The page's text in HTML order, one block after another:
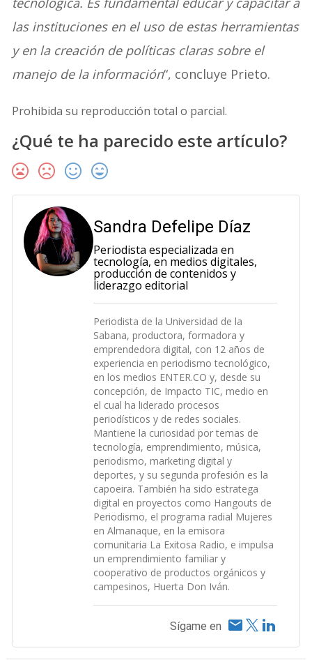
las instituciones en el uso de estas herramientas
y en la creación de políticas claras sobre el
manejo de la información“, concluye Prieto.
Prohibida su reproducción total o parcial.
¿Qué te ha parecido este artículo?
Sandra Defelipe Díaz
Periodista especializada en
tecnología, en medios digitales,
producción de contenidos y
liderazgo editorial
Periodista de la Universidad de la
Sabana, productora, formadora y
emprendedora digital, con 12 años de
experiencia en periodismo tecnológico,
en los medios ENTER.CO y, desde su
concepción, de Impacto TIC, medio en
el cual ha liderado procesos
periodísticos y de redes sociales.
Mantiene la curiosidad por temas de
tecnología, emprendimiento, música,
periodismo, marketing digital y
deportes, y su segunda profesión es la
capoeira. También ha sido estratega
digital en proyectos como Hangouts de
Periodismo, el programa radial Mujeres
en Almanaque, en la emisora
comunitaria La Exitosa Radio, e impulsa
un emprendimiento familiar y
cooperativo de productos orgánicos y
campesinos, Huerta Don Iván.
Sígame en